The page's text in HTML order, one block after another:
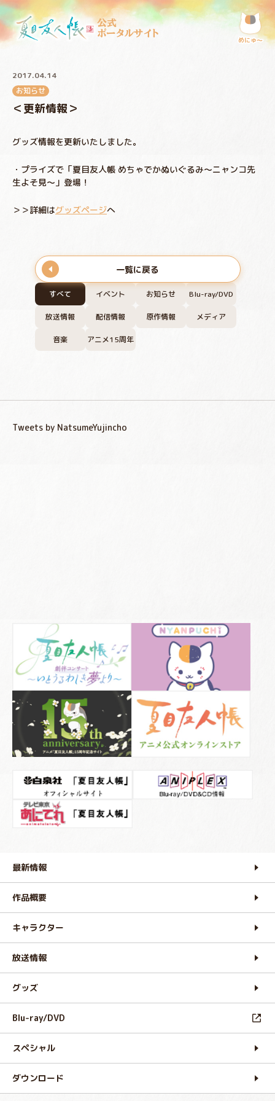
公式
ポータルサイト
めにゅ〜
すべて イベント お知らせ Blu-ray/DVD
放送情報 配信情報 原作情報 メディア
音楽 アニメ15周年
2017.04.14
お知らせ
＜更新情報＞
グッズ情報を更新いたしました。
・プライズで「夏目友人帳 めちゃでかぬいぐるみ～ニャンコ先
生よそ見～」登場！
＞＞詳細はグッズページへ
一覧に戻る
Tweets by NatsumeYujincho
最新情報
作品概要
キャラクター
放送情報
グッズ
Blu-ray/DVD
スペシャル
ダウンロード